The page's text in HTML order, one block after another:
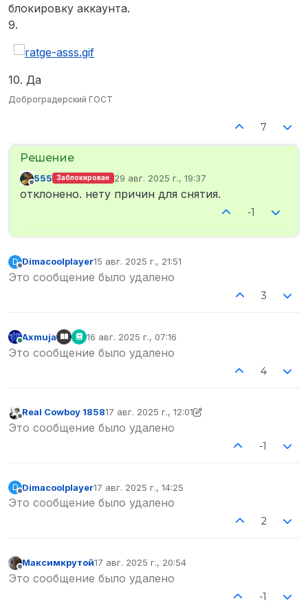
блокировку аккаунта.
9.
10. Да
Доброградерский ГОСТ
7
Не в сети
555 Заблокирован 29 авг. 2025 г., 19:37
отредактировано
отклонено. нету причин для снятия.
-1
D
Не в сети
Dimacoolplayer15 авг. 2025 г., 21:51
отредактировано
Это сообщение было удалено
3
Axmuja 16 авг. 2025 г., 07:16
отредактировано
Это сообщение было удалено
4
Не в сети
Real Cowboy 185817 авг. 2025 г., 12:01
отредактировано Real Cowboy 1858
Это сообщение было удалено
-1
D
Не в сети
Dimacoolplayer17 авг. 2025 г., 14:25
отредактировано
Это сообщение было удалено
2
Не в сети
Максимкрутой17 авг. 2025 г., 20:54
отредактировано
Это сообщение было удалено
-1